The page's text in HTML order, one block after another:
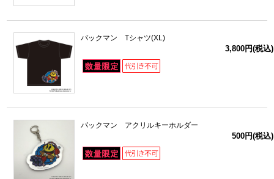
パックマン Tシャツ(XL)
3,800円(税込)
パックマン アクリルキーホルダー
500円(税込)